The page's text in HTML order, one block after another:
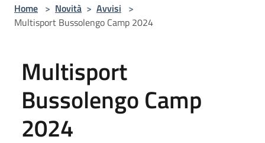
Home > Novità > Avvisi >
Multisport Bussolengo Camp 2024
Multisport
Bussolengo Camp
2024